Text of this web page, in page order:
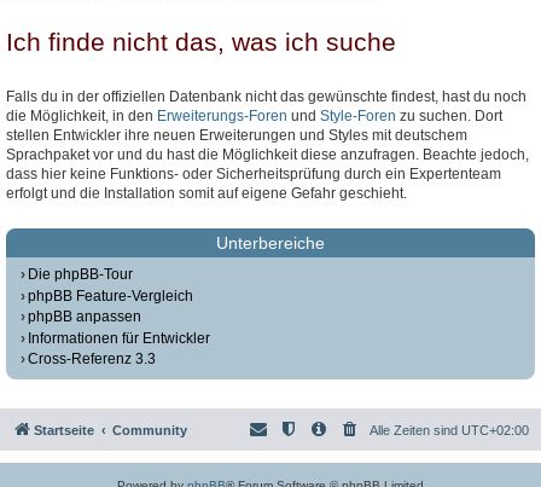
Ich finde nicht das, was ich suche
Falls du in der offiziellen Datenbank nicht das gewünschte findest, hast du noch
die Möglichkeit, in den Erweiterungs-Foren und Style-Foren zu suchen. Dort
stellen Entwickler ihre neuen Erweiterungen und Styles mit deutschem
Sprachpaket vor und du hast die Möglichkeit diese anzufragen. Beachte jedoch,
dass hier keine Funktions- oder Sicherheitsprüfung durch ein Expertenteam
erfolgt und die Installation somit auf eigene Gefahr geschieht.
Unterbereiche
Die phpBB-Tour
phpBB Feature-Vergleich
phpBB anpassen
Informationen für Entwickler
Cross-Referenz 3.3
Startseite Community Alle Zeiten sind UTC+02:00